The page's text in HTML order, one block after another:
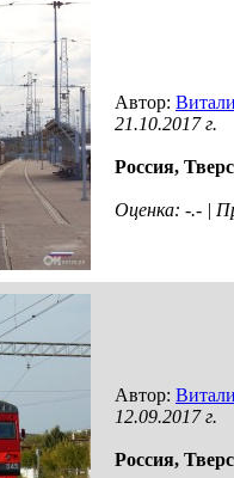
Автор:
21.10.2017 г.
Россия,
Оценка: -.- |
Автор:
12.09.2017 г.
Россия,